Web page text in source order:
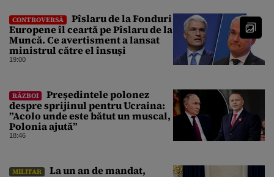
CONTROVERSĂ
Pîslaru de la Fonduri
Europene îl ceartă pe Pîslaru de la
Muncă. Ce avertisment a lansat
ministrul către el însuși
19:00
RĂZBOI
Președintele polonez
despre sprijinul pentru Ucraina:
”Acolo unde este bătut un muscal,
Polonia ajută”
18:46
MILITAR
La un an de mandat,